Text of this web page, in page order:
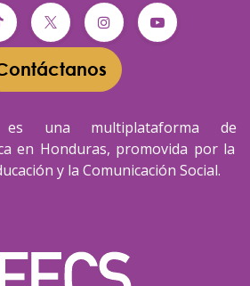
es una multiplataforma de
en Honduras, promovida por la
y la Comunicación Social.